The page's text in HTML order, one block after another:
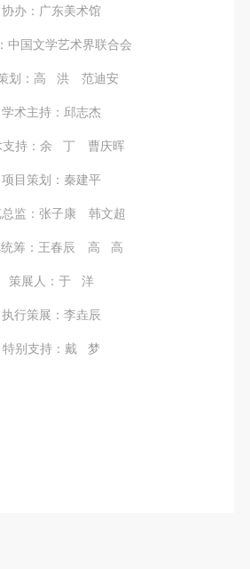
协办：广东美术馆
中国文学艺术界联合会
划：高 洪 范迪安
学术主持：邱志杰
支持：余 丁 曹庆晖
项目策划：秦建平
总监：张子康 韩文超
统筹：王春辰 高 高
策展人：于 洋
执行策展：李垚辰
特别支持：戴 梦